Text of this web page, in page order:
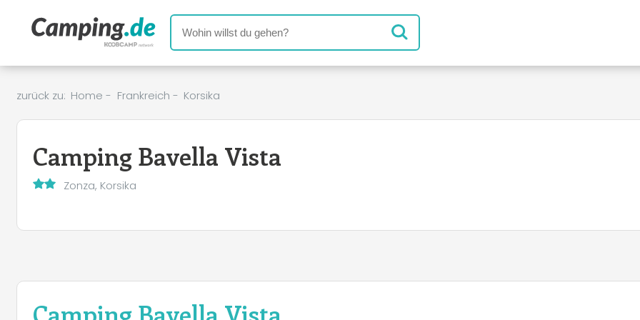
zurück zu: Home - Frankreich - Korsika
Camping Bavella Vista
Zonza, Korsika